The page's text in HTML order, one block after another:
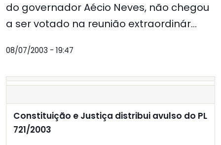
do governador Aécio Neves, não chegou
a ser votado na reunião extraordinár...
08/07/2003 - 19:47
Constituição e Justiça distribui avulso do PL
721/2003